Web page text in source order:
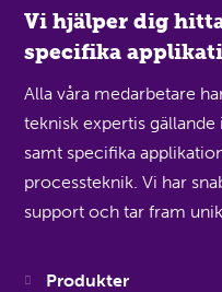
Vi hjälper dig
specifika
Alla våra medarbetare
teknisk expertis
samt specifika
processteknik. Vi har
support och tar fram
Produkter